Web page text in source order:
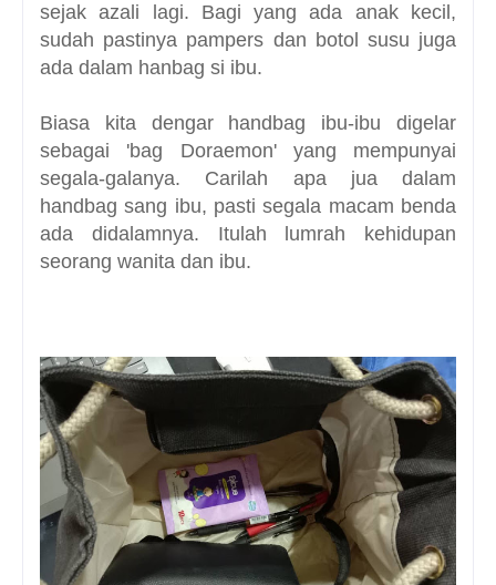
sejak azali lagi. Bagi yang ada anak kecil,
sudah pastinya pampers dan botol susu juga
ada dalam hanbag si ibu.
Biasa kita dengar handbag ibu-ibu digelar
sebagai 'bag Doraemon' yang mempunyai
segala-galanya. Carilah apa jua dalam
handbag sang ibu, pasti segala macam benda
ada didalamnya. Itulah lumrah kehidupan
seorang wanita dan ibu.